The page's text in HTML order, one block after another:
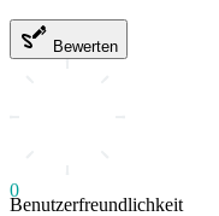
Bewerten
0
Benutzerfreundlichkeit